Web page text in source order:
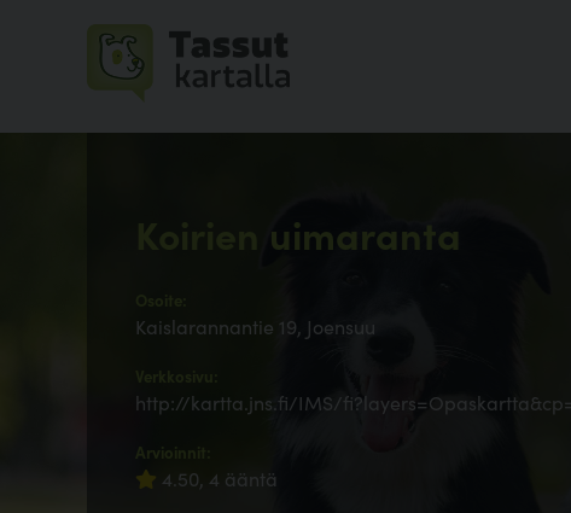
Koirien uimaranta
Kaislarannantie 19, Joensuu
http://kartta.jns.fi/IMS/
Arvioinnit:
4.50, 4 ääntä